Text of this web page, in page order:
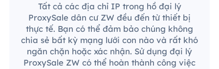
Tất cả các địa chỉ IP trong hồ đại lý
ProxySale dân cư ZW đều đến từ thiết bị
thực tế. Bạn có thể đảm bảo chúng không
chia sẻ bất kỳ mạng lưới con nào và rất khó
ngăn chặn hoặc xác nhận. Sử dụng đại lý
ProxySale ZW có thể hoàn thành công việc